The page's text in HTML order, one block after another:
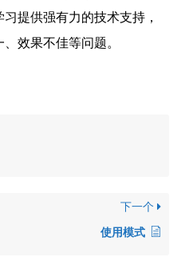
提供强有力的技术支持，
效果不佳等问题。
下一个
使用模式